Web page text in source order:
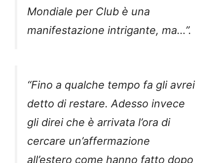
Mondiale per Club è una
manifestazione intrigante, ma…”.
“Fino a qualche tempo fa gli avrei
detto di restare. Adesso invece
gli direi che è arrivata l’ora di
cercare un’affermazione
all’estero come hanno fatto dopo